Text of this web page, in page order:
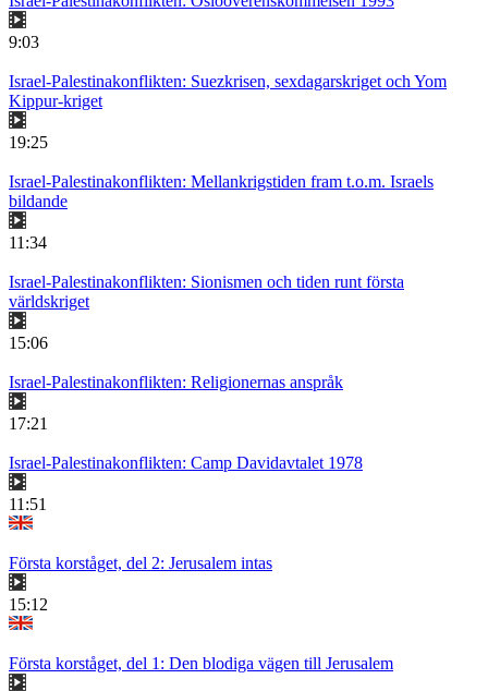
9:03
Israel-Palestinakonflikten: Suezkrisen, sexdagarskriget och Yom
Kippur-kriget
19:25
Israel-Palestinakonflikten: Mellankrigstiden fram t.o.m. Israels
bildande
11:34
Israel-Palestinakonflikten: Sionismen och tiden runt första
världskriget
15:06
Israel-Palestinakonflikten: Religionernas anspråk
17:21
Israel-Palestinakonflikten: Camp Davidavtalet 1978
11:51
Första korståget, del 2: Jerusalem intas
15:12
Första korståget, del 1: Den blodiga vägen till Jerusalem